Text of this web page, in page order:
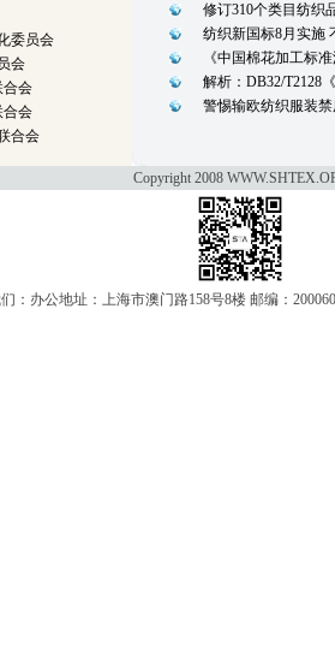
委员会
会
合会
合会
合会
修订310个类目纺织
纺织新国标8月实施
《中国棉花加工标
解析：DB32/T2128
警惕输欧纺织服装
Copyright 2008
：办公地址：上海市澳门路158号8楼 邮编：